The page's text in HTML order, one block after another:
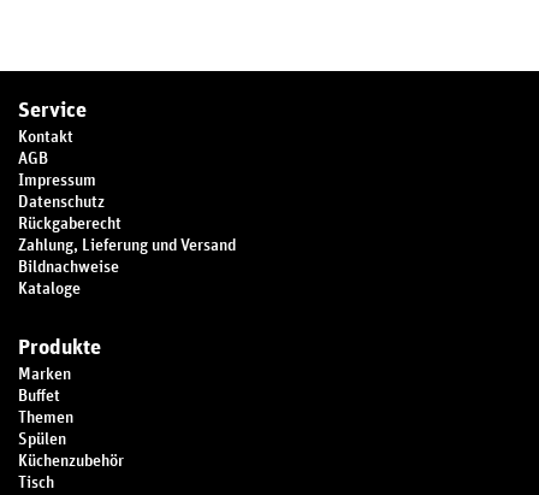
Service
Kontakt
AGB
Impressum
Datenschutz
Rückgaberecht
Zahlung, Lieferung und Versand
Bildnachweise
Kataloge
Produkte
Marken
Buffet
Themen
Spülen
Küchenzubehör
Tisch